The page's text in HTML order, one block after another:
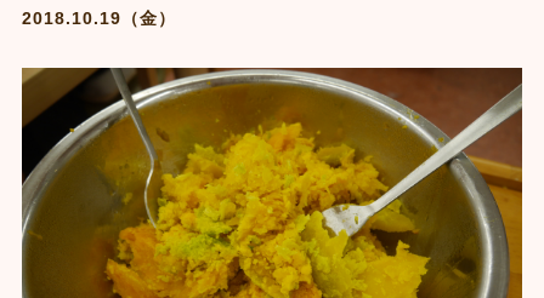
2018.10.19（金）